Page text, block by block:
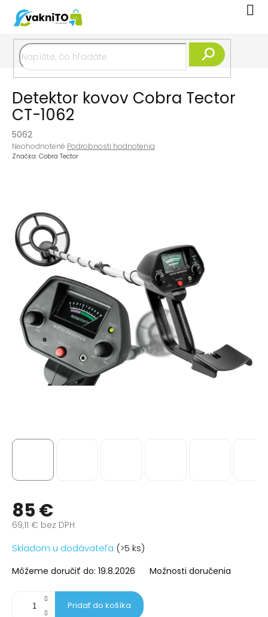
obsah
Detektor kovov Cobra Tector
CT-1062
5062
Priemerné
hodnotenie
hviezdičiek.
Neohodnotené Podrobnosti hodnotenia
Značka:Cobra Tector
85 €
69,11 € bez DPH
Jednotková
cena:
Skladom u dodávateľa (>5 ks)
Môžeme doručiť do: 19.8.2026 Možnosti doručenia
Pridať do košíka